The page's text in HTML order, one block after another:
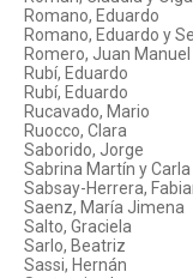
Romano, Eduardo
Romano, Eduardo y
Romero, Juan Manuel
Rubí, Eduardo
Rubí, Eduardo
Rucavado, Mario
Ruocco, Clara
Saborido, Jorge
Sabrina Martín y
Sabsay-Herrera,
Saenz, María Jimena
Salto, Graciela
Sarlo, Beatriz
Sassi, Hernán